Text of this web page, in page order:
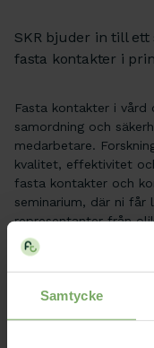
Samtycke
SKR bjuder in till
fasta kontakter i
Fasta kontakter i vård
samordning och
medarbetare.
kvalitet, effektivitet
fasta kontakter och
seminarium, där ni
representanter från
dokumenterade
personcentrerade
Läs mer och anmäl dig